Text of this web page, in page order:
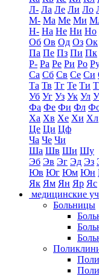
Л- Ла Ле Ли Ло
М- Ма Ме Ми
Н- На Не Ни Но
Об Ов Од Оз Ок
Па Пе Пз Пи Пк
Р- Ра Ре Ри Ро
Са Сб Св Се Си
Та Тв Тг Те Ти
Уб Уг Уз Ук Ул
Фа Фе Фи Фл
Ха Хв Хе Хи Хл
Це Ци Цф
Ча Че Чи
Ша Шв Ши Шу
Эб Эв Эг Эд Эз
Юв Юг Юм Юн
Як Ям Ян Яр Яс
медицинские
Больницы